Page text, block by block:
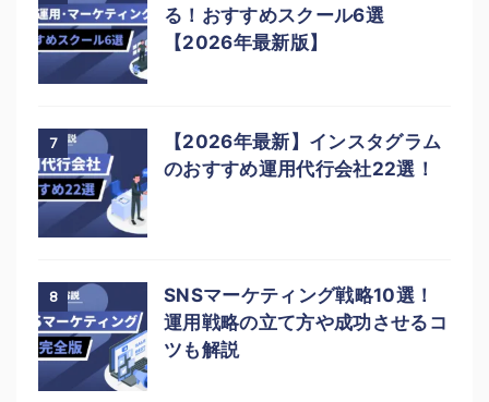
る！おすすめスクール6選
【2026年最新版】
7
【2026年最新】インスタグラム
のおすすめ運用代行会社22選！
8
SNSマーケティング戦略10選！
運用戦略の立て方や成功させるコ
ツも解説